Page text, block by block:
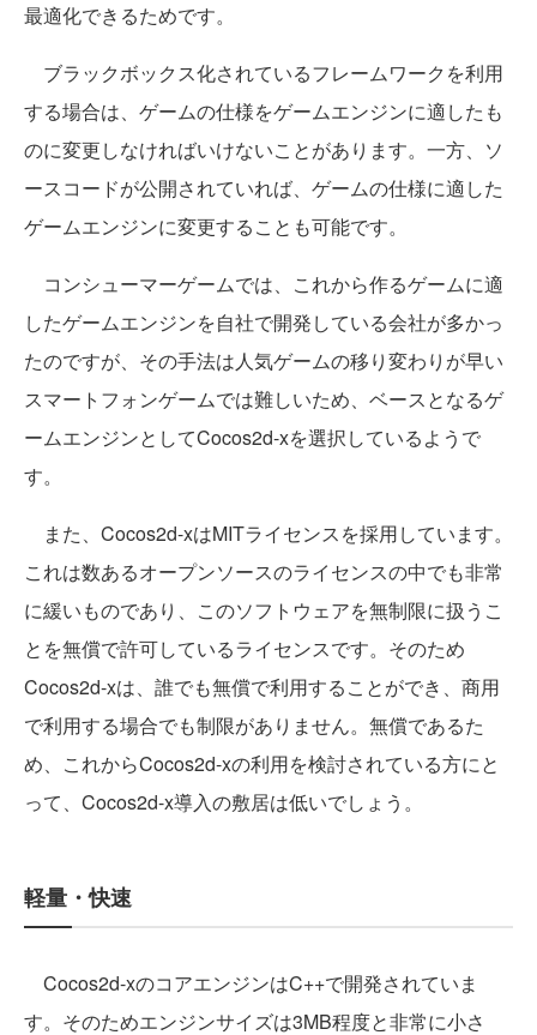
最適化できるためです。
ブラックボックス化されているフレームワークを利用
する場合は、ゲームの仕様をゲームエンジンに適したも
のに変更しなければいけないことがあります。一方、ソ
ースコードが公開されていれば、ゲームの仕様に適した
ゲームエンジンに変更することも可能です。
コンシューマーゲームでは、これから作るゲームに適
したゲームエンジンを自社で開発している会社が多かっ
たのですが、その手法は人気ゲームの移り変わりが早い
スマートフォンゲームでは難しいため、ベースとなるゲ
ームエンジンとしてCocos2d-xを選択しているようで
す。
また、Cocos2d-xはMITライセンスを採用しています。
これは数あるオープンソースのライセンスの中でも非常
に緩いものであり、このソフトウェアを無制限に扱うこ
とを無償で許可しているライセンスです。そのため
Cocos2d-xは、誰でも無償で利用することができ、商用
で利用する場合でも制限がありません。無償であるた
め、これからCocos2d-xの利用を検討されている方にと
って、Cocos2d-x導入の敷居は低いでしょう。
軽量・快速
Cocos2d-xのコアエンジンはC++で開発されていま
す。そのためエンジンサイズは3MB程度と非常に小さ